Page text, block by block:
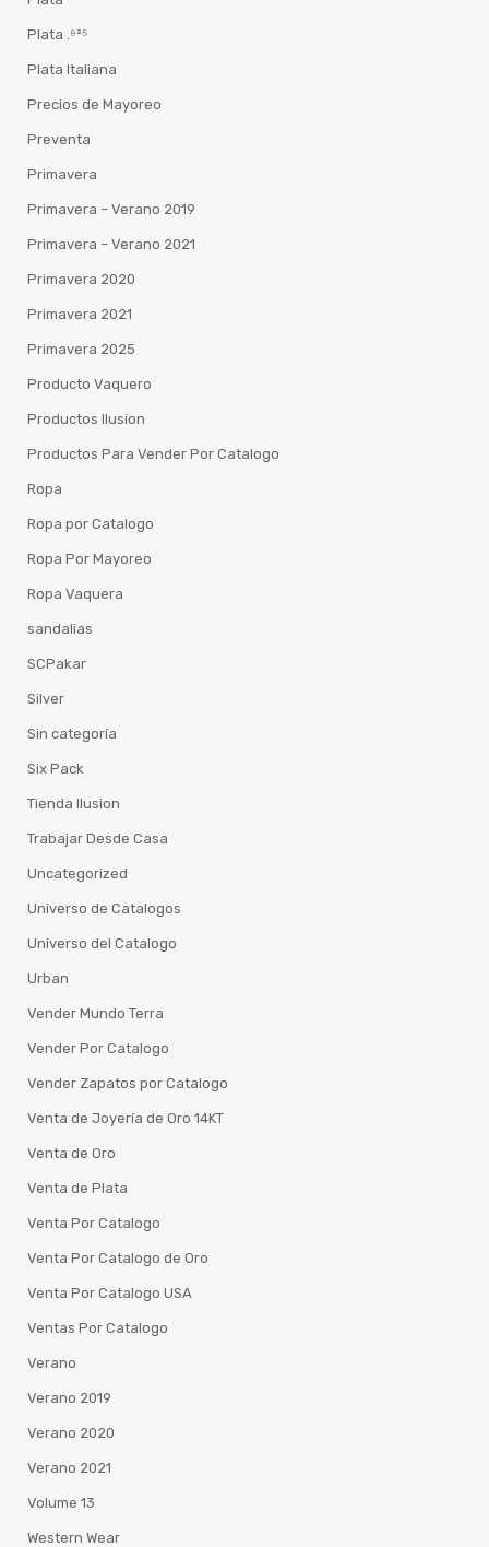
Plata .⁹²⁵
Plata Italiana
Precios de Mayoreo
Preventa
Primavera
Primavera – Verano 2019
Primavera – Verano 2021
Primavera 2020
Primavera 2021
Primavera 2025
Producto Vaquero
Productos Ilusion
Productos Para Vender Por Catalogo
Ropa
Ropa por Catalogo
Ropa Por Mayoreo
Ropa Vaquera
sandalias
SCPakar
Silver
Sin categoría
Six Pack
Tienda Ilusion
Trabajar Desde Casa
Uncategorized
Universo de Catalogos
Universo del Catalogo
Urban
Vender Mundo Terra
Vender Por Catalogo
Vender Zapatos por Catalogo
Venta de Joyería de Oro 14KT
Venta de Oro
Venta de Plata
Venta Por Catalogo
Venta Por Catalogo de Oro
Venta Por Catalogo USA
Ventas Por Catalogo
Verano
Verano 2019
Verano 2020
Verano 2021
Volume 13
Western Wear